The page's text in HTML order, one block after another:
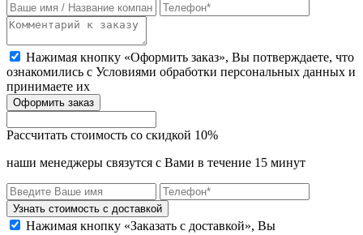
Нажимая кнопку «Оформить заказ», Вы потверждаете, что
ознакомились с Условиями обработки персональных данных и
принимаете их
Оформить заказ
Рассчитать стоимость со скидкой 10%
наши менеджеры связутся с Вами в течение 15 минут
Узнать стоимость с доставкой
Нажимая кнопку «Заказать с доставкой», Вы